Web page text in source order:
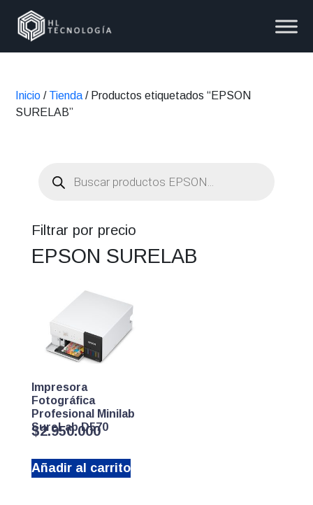
Inicio / Tienda / Productos etiquetados “EPSON
SURELAB”
productos
Filtrar por precio
EPSON SURELAB
Impresora
Fotográfica
Profesional Minilab
SureLab D570
$2.950.000
Añadir al carrito